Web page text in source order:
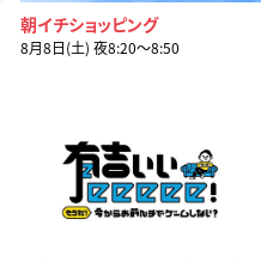
朝イチショッピング
8月8日(土) 夜8:20〜8:50